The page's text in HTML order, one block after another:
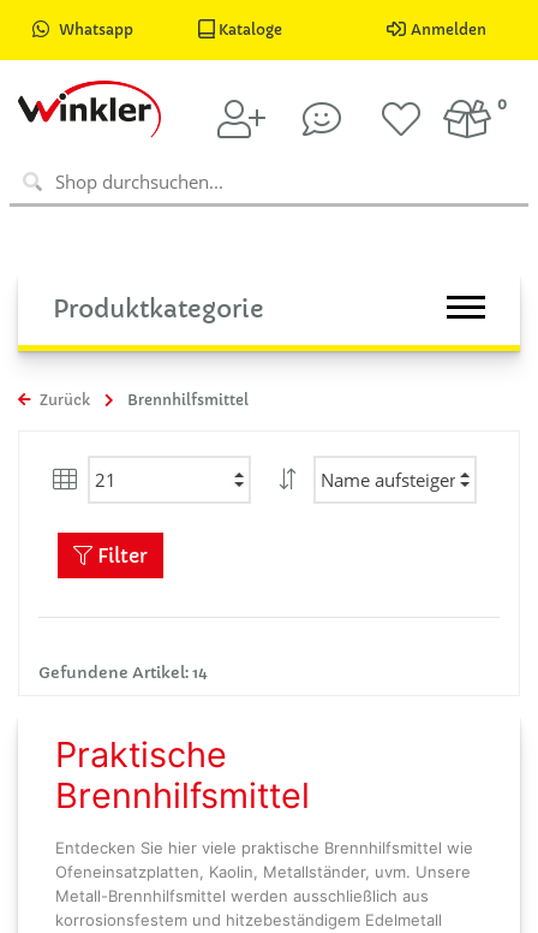
Whatsapp Kataloge Anmelden
0
Produktkategorie
Zurück Brennhilfsmittel
Gefundene Artikel: 14
Filter
Praktische
Brennhilfsmittel
Entdecken Sie hier viele praktische Brennhilfsmittel wie
Ofeneinsatzplatten, Kaolin, Metallständer, uvm. Unsere
Metall-Brennhilfsmittel werden ausschließlich aus
korrosionsfestem und hitzebeständigem Edelmetall